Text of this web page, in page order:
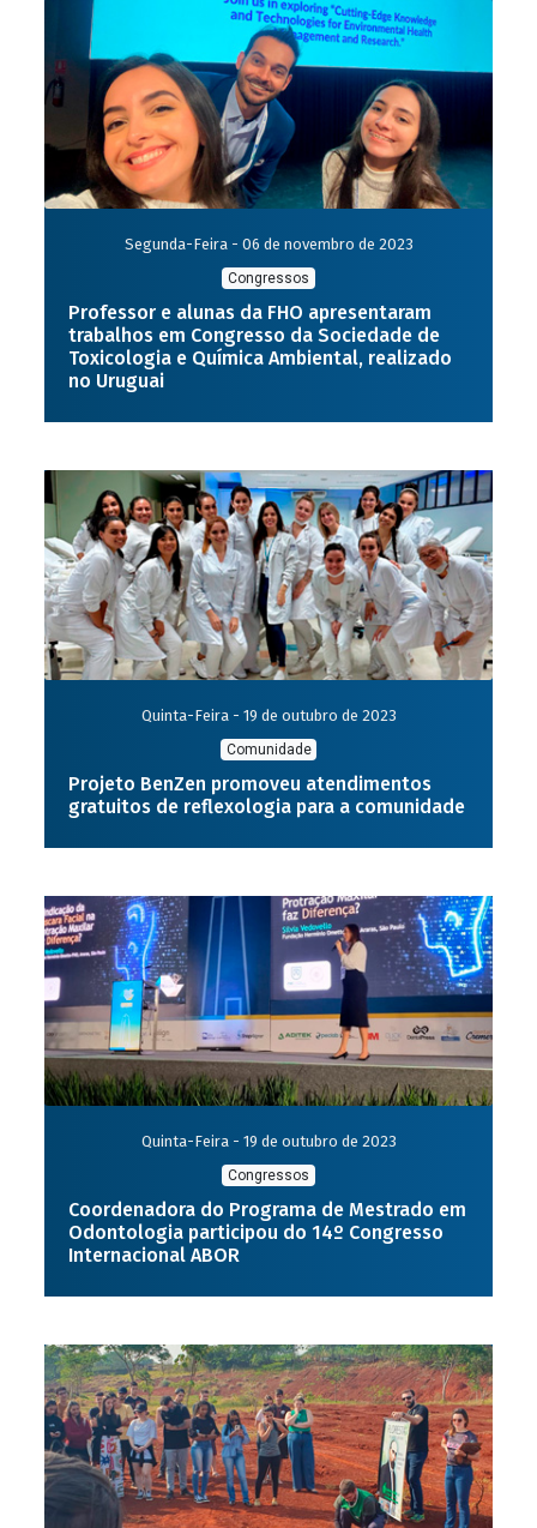
Segunda-Feira - 06 de novembro de 2023
Congressos
Professor e alunas da FHO apresentaram
trabalhos em Congresso da Sociedade de
Toxicologia e Química Ambiental, realizado
no Uruguai
Quinta-Feira - 19 de outubro de 2023
Comunidade
Projeto BenZen promoveu atendimentos
gratuitos de reflexologia para a comunidade
Quinta-Feira - 19 de outubro de 2023
Congressos
Coordenadora do Programa de Mestrado em
Odontologia participou do 14º Congresso
Internacional ABOR